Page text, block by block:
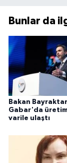
Bunlar da
Bakan
Gabar'da
varile ulaştı